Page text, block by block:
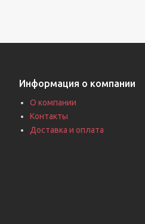
Информация о компании
О компании
Контакты
Доставка и оплата